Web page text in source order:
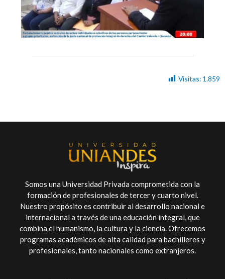
Visitas: 1.859
Somos una Universidad Privada comprometida con la
formación de profesionales de tercer y cuarto nivel.
Nuestro propósito es contribuir al desarrollo nacional e
internacional a través de una educación integral, que
combina el humanismo, la cultura y la ciencia. Ofrecemos
programas académicos de alta calidad para bachilleres y
profesionales, tanto nacionales como extranjeros.